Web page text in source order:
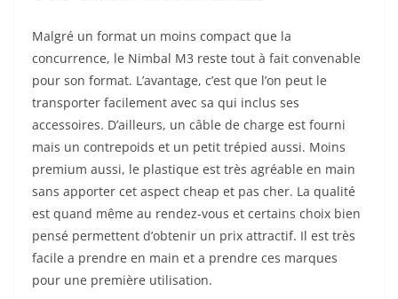
Malgré un format un moins compact que la
concurrence, le Nimbal M3 reste tout à fait convenable
pour son format. L’avantage, c’est que l’on peut le
transporter facilement avec sa qui inclus ses
accessoires. D’ailleurs, un câble de charge est fourni
mais un contrepoids et un petit trépied aussi. Moins
premium aussi, le plastique est très agréable en main
sans apporter cet aspect cheap et pas cher. La qualité
est quand même au rendez-vous et certains choix bien
pensé permettent d’obtenir un prix attractif. Il est très
facile a prendre en main et a prendre ces marques
pour une première utilisation.